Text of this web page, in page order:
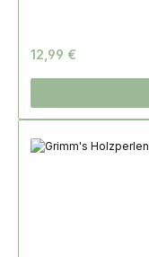
12,99 €